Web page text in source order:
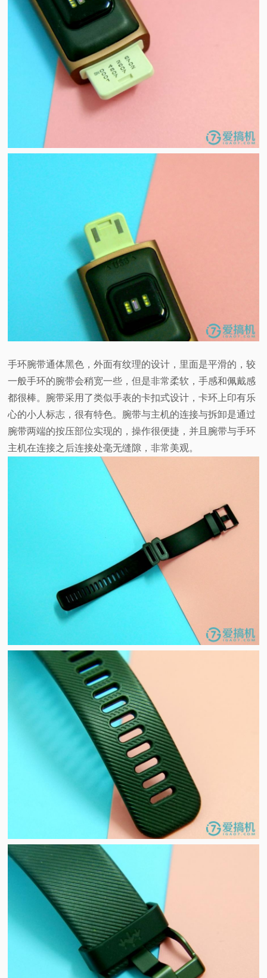
手环腕带通体黑色，外面有纹理的设计，里面是平滑的，较
一般手环的腕带会稍宽一些，但是非常柔软，手感和佩戴感
都很棒。腕带采用了类似手表的卡扣式设计，卡环上印有乐
心的小人标志，很有特色。腕带与主机的连接与拆卸是通过
腕带两端的按压部位实现的，操作很便捷，并且腕带与手环
主机在连接之后连接处毫无缝隙，非常美观。